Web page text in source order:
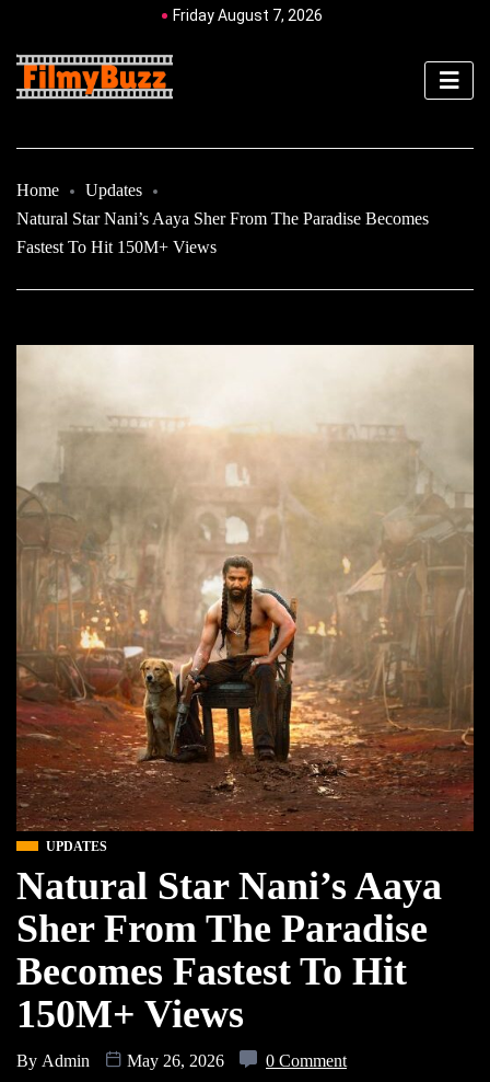
Friday August 7, 2026
Home
Updates
Natural Star Nani’s Aaya Sher From The Paradise Becomes
Fastest To Hit 150M+ Views
UPDATES
Natural Star Nani’s Aaya
Sher From The Paradise
Becomes Fastest To Hit
150M+ Views
By Admin May 26, 2026 0 Comment